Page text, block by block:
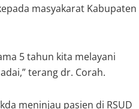
masyakarat Kabupaten
5 tahun kita melayani
terang dr. Corah.
meninjau pasien di RSUD